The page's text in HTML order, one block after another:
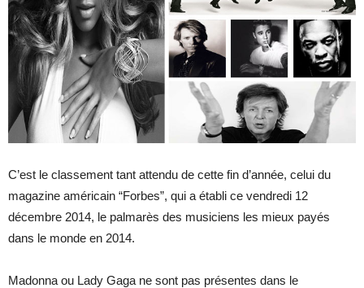
C’est le classement tant attendu de cette fin d’année, celui du
magazine américain “Forbes”, qui a établi ce vendredi 12
décembre 2014, le palmarès des musiciens les mieux payés
dans le monde en 2014.
Madonna ou Lady Gaga ne sont pas présentes dans le